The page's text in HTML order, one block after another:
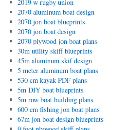
2019 w rugby union
2070 aluminum boat design
2070 jon boat blueprints
2070 jon boat design
2070 plywood jon boat plans
30m utility skiff blueprints
45m aluminum skif design
5 meter aluminum boat plans
530 cm kayak PDF plans
5m DIY boat blueprints
5m row boat building plans
600 cm fishing jon boat plans
67m jon boat design blueprints